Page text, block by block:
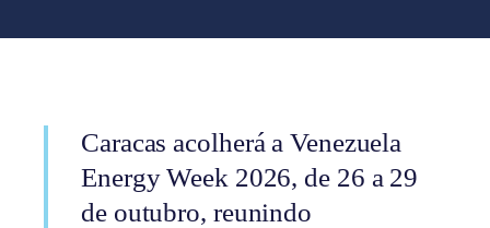
Caracas acolherá a Venezuela
Energy Week 2026, de 26 a 29
de outubro, reunindo